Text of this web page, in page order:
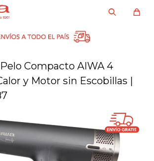
Compacto AIWA 4
y Motor sin Escobillas |